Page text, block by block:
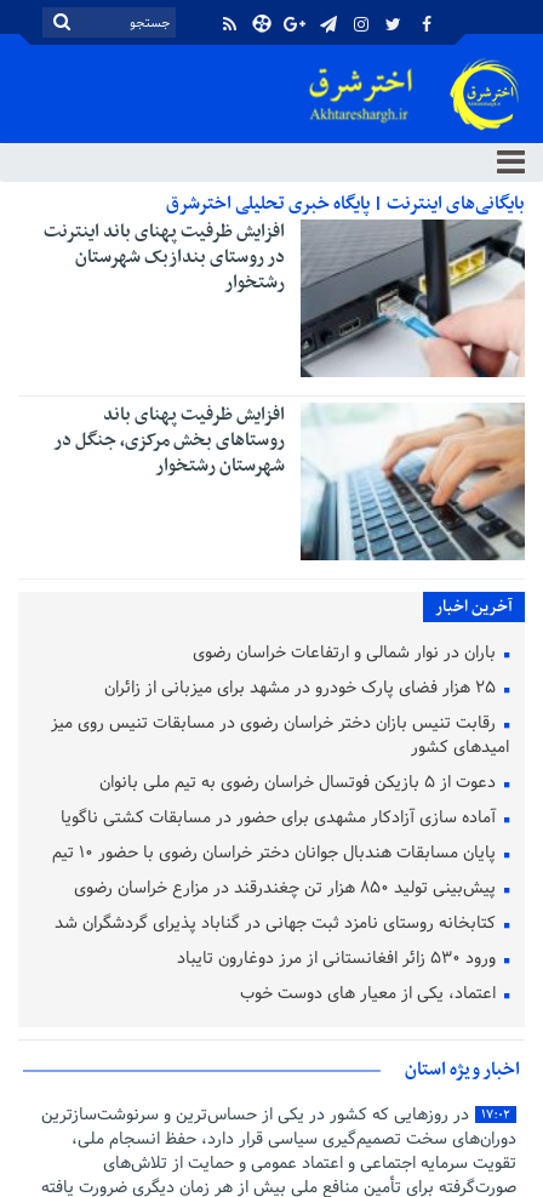
بایگانی‌های اینترنت | پایگاه خبری تحلیلی اخترشرق
افزایش ظرفیت پهنای باند اینترنت
در روستای بندازبک شهرستان
رشتخوار
افزایش ظرفیت پهنای باند
روستاهای بخش مرکزی، جنگل در
شهرستان رشتخوار
آخرین اخبار
باران در نوار شمالی و ارتفاعات خراسان رضوی
رقابت تنیس بازان دختر خراسان رضوی در مسابقات تنیس روی میز
امیدهای کشور
دعوت از ۵ بازیکن فوتسال خراسان رضوی به تیم ملی بانوان
آماده‌ سازی آزادکار مشهدی برای حضور در مسابقات کشتی ناگویا
پایان مسابقات هندبال جوانان دختر خراسان رضوی با حضور ۱۰ تیم
پیش‌بینی تولید ۸۵۰ هزار تن چغندرقند در مزارع خراسان رضوی
کتابخانه روستای نامزد ثبت جهانی در گناباد پذیرای گردشگران شد
ورود ۵۳۰ زائر افغانستانی از مرز دوغارون تایباد
اعتماد، یکی از معیار های دوست خوب
اخبار ویژه استان
۱۷:۰۲
در روزهایی که کشور در یکی از حساس‌ترین و سرنوشت‌سازترین
دوران‌های سخت تصمیم‌گیری سیاسی قرار دارد، حفظ انسجام ملی،
تقویت سرمایه اجتماعی و اعتماد عمومی و حمایت از تلاش‌های
صورت‌گرفته برای تأمین منافع ملی بیش از هر زمان دیگری ضرورت یافته